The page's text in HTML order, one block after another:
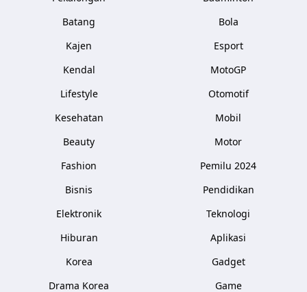
Batang
Kajen
Kendal
Lifestyle
Kesehatan
Beauty
Fashion
Bisnis
Elektronik
Hiburan
Korea
Drama Korea
Bola
Esport
MotoGP
Otomotif
Mobil
Motor
Pemilu 2024
Pendidikan
Teknologi
Aplikasi
Gadget
Game